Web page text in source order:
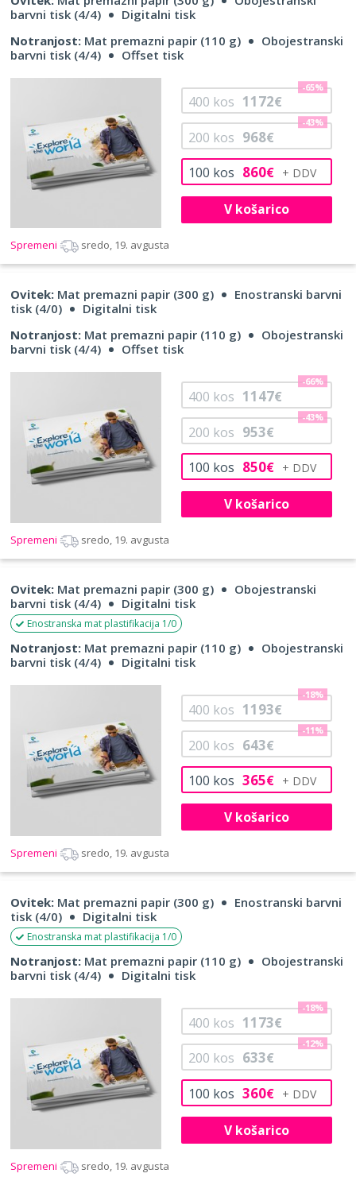
barvni tisk (4/4)
Digitalni tisk
Notranjost: Mat premazni papir (110 g)
Obojestranski
barvni tisk (4/4)
Offset tisk
100 kos 860€
200 kos 968€
-43%
400 kos 1172€
-65%
V košarico
Spremeni sredo, 19. avgusta
Ovitek: Mat premazni papir (300 g)
Enostranski barvni
tisk (4/0)
Digitalni tisk
Notranjost: Mat premazni papir (110 g)
Obojestranski
barvni tisk (4/4)
Offset tisk
100 kos 850€
200 kos 953€
-43%
400 kos 1147€
-66%
V košarico
Spremeni sredo, 19. avgusta
Ovitek: Mat premazni papir (300 g)
Obojestranski
barvni tisk (4/4)
Digitalni tisk
Enostranska mat plastifikacija 1/0
Notranjost: Mat premazni papir (110 g)
Obojestranski
barvni tisk (4/4)
Digitalni tisk
100 kos 365€
200 kos 643€
-11%
400 kos 1193€
-18%
V košarico
Spremeni sredo, 19. avgusta
Ovitek: Mat premazni papir (300 g)
Enostranski barvni
tisk (4/0)
Digitalni tisk
Enostranska mat plastifikacija 1/0
Notranjost: Mat premazni papir (110 g)
Obojestranski
barvni tisk (4/4)
Digitalni tisk
100 kos 360€
200 kos 633€
-12%
400 kos 1173€
-18%
V košarico
Spremeni sredo, 19. avgusta